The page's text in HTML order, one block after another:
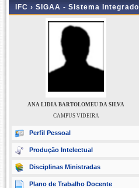
IFC › SIGAA - Sistema
ANA LIDIA BARTOLOMEU DA SILVA
CAMPUS VIDEIRA
Perfil Pessoal
Produção Intelectual
Disciplinas Ministradas
Plano de Trabalho Docente